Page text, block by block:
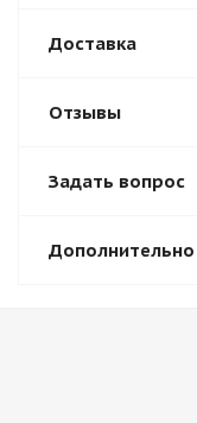
Доставка
Отзывы
Задать вопрос
Дополнительно